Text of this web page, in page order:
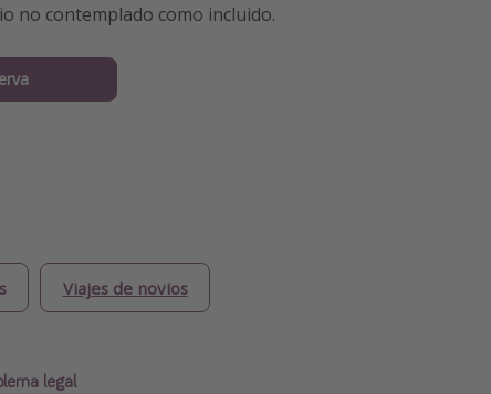
no contemplado como incluido.
Viajes de novios
legal